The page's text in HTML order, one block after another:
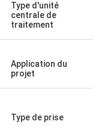
Type d'unité
centrale de
traitement
Application du
projet
Type de prise